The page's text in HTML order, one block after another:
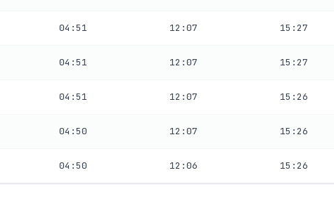
04:51 12:07 15:27
04:51 12:07 15:27
04:51 12:07 15:26
04:50 12:07 15:26
04:50 12:06 15:26